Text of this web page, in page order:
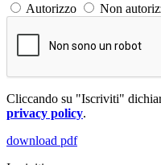
Autorizzo Non
Cliccando su "Iscriviti"
privacy policy.
download pdf